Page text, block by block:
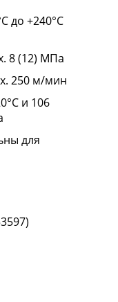
+240°C
(12) МПа
250 м/мин
и 106
для